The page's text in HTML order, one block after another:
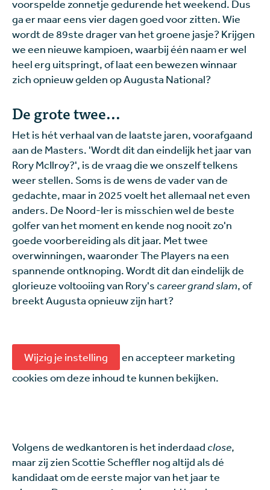
voorspelde zonnetje gedurende het weekend. Dus
ga er maar eens vier dagen goed voor zitten. Wie
wordt de 89ste drager van het groene jasje? Krijgen
we een nieuwe kampioen, waarbij één naam er wel
heel erg uitspringt, of laat een bewezen winnaar
zich opnieuw gelden op Augusta National?
De grote twee...
Het is hét verhaal van de laatste jaren, voorafgaand
aan de Masters. 'Wordt dit dan eindelijk het jaar van
Rory McIlroy?', is de vraag die we onszelf telkens
weer stellen. Soms is de wens de vader van de
gedachte, maar in 2025 voelt het allemaal net even
anders. De Noord-Ier is misschien wel de beste
golfer van het moment en kende nog nooit zo'n
goede voorbereiding als dit jaar. Met twee
overwinningen, waaronder The Players na een
spannende ontknoping. Wordt dit dan eindelijk de
glorieuze voltooiing van Rory'scareer grand slam, of
breekt Augusta opnieuw zijn hart?
Wijzig je instelling
en accepteer marketing
cookies om deze inhoud te kunnen bekijken.
Volgens de wedkantoren is het inderdaadclose,
maar zij zien Scottie Scheffler nog altijd als dé
kandidaat om de eerste major van het jaar te